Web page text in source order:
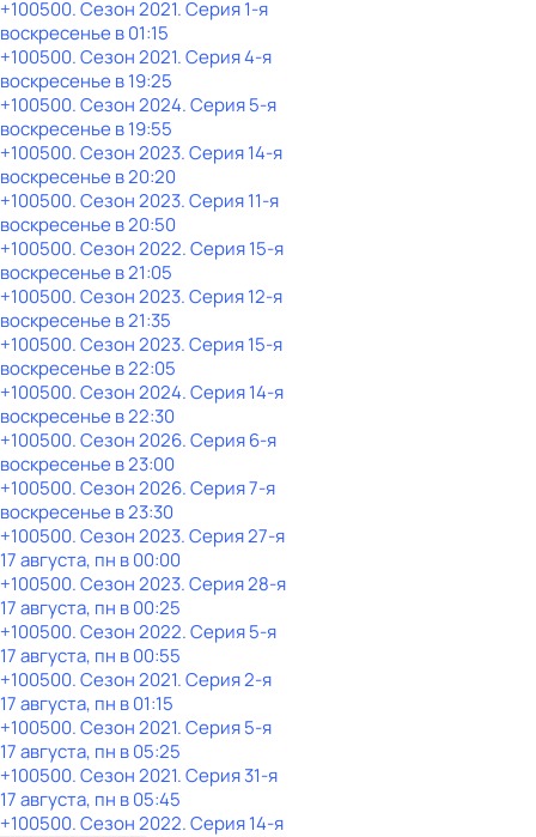
+100500. Сезон 2021. Серия 1-я
воскресенье в01:15
+100500. Сезон 2021. Серия 4-я
воскресенье в19:25
+100500. Сезон 2024. Серия 5-я
воскресенье в19:55
+100500. Сезон 2023. Серия 14-я
воскресенье в20:20
+100500. Сезон 2023. Серия 11-я
воскресенье в20:50
+100500. Сезон 2022. Серия 15-я
воскресенье в21:05
+100500. Сезон 2023. Серия 12-я
воскресенье в21:35
+100500. Сезон 2023. Серия 15-я
воскресенье в22:05
+100500. Сезон 2024. Серия 14-я
воскресенье в22:30
+100500. Сезон 2026. Серия 6-я
воскресенье в23:00
+100500. Сезон 2026. Серия 7-я
воскресенье в23:30
+100500. Сезон 2023. Серия 27-я
17 августа, пн в 00:00
+100500. Сезон 2023. Серия 28-я
17 августа, пн в 00:25
+100500. Сезон 2022. Серия 5-я
17 августа, пн в 00:55
+100500. Сезон 2021. Серия 2-я
17 августа, пн в 01:15
+100500. Сезон 2021. Серия 5-я
17 августа, пн в 05:25
+100500. Сезон 2021. Серия 31-я
17 августа, пн в 05:45
+100500. Сезон 2022. Серия 14-я